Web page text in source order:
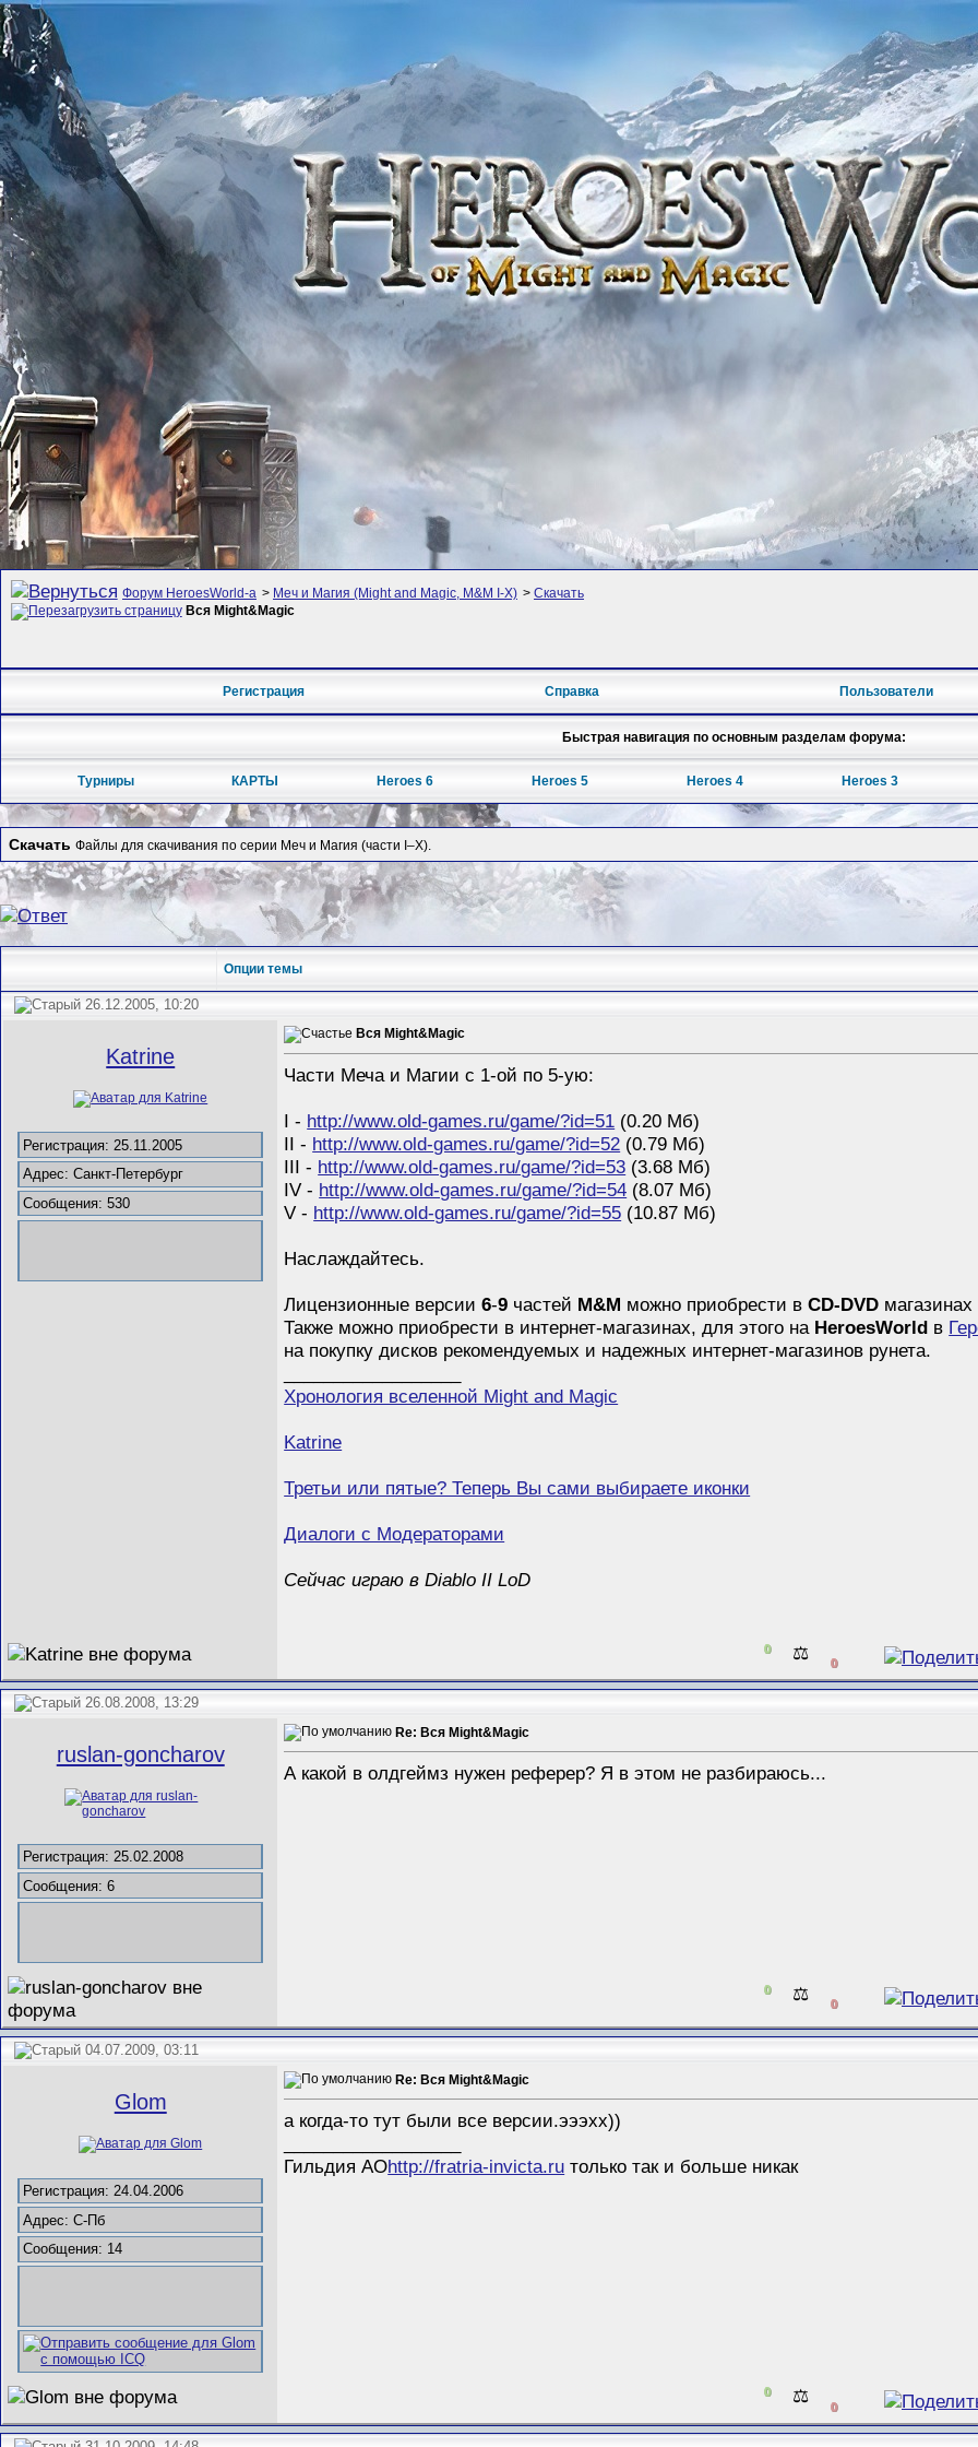
Форум HeroesWorld-а > Меч и Магия (Might and Magic, M&M I-X) > Скачать
Вся Might&Magic
Регистрация Справка Пользователи
Быстрая навигация по основным разделам форума:
Турниры КАРТЫ Heroes 6 Heroes 5 Heroes 4 Heroes 3
Скачать Файлы для скачивания по серии Меч и Магия (части I–X).
Опции темы
26.12.2005, 10:20
Katrine
Регистрация: 25.11.2005
Адрес: Санкт-Петербург
Сообщения: 530
Вся Might&Magic
Части Меча и Магии с 1-ой по 5-ую:
I - http://www.old-games.ru/game/?id=51 (0.20 Мб)
II - http://www.old-games.ru/game/?id=52 (0.79 Мб)
III - http://www.old-games.ru/game/?id=53 (3.68 Мб)
IV - http://www.old-games.ru/game/?id=54 (8.07 Мб)
V - http://www.old-games.ru/game/?id=55 (10.87 Мб)
Наслаждайтесь.
Лицензионные версии6-9 частей M&M можно приобрести вCD-DVD
Также можно приобрести в интернет-магазинах, для этого на HeroesWorld в
на покупку дисков рекомендуемых и надежных интернет-магазинов рунета.
Хронология вселенной Might and Magic
Katrine
Третьи или пятые? Теперь Вы сами выбираете иконки
Диалоги с Модераторами
Сейчас играю в Diablo II LoD
0 ⚖️ 0
26.08.2008, 13:29
ruslan-goncharov
Регистрация: 25.02.2008
Сообщения: 6
Re: Вся Might&Magic
А какой в олдгеймз нужен реферер? Я в этом не разбираюсь...
0 ⚖️ 0
04.07.2009, 03:11
Glom
Регистрация: 24.04.2006
Адрес: С-Пб
Сообщения: 14
Re: Вся Might&Magic
а когда-то тут были все версии.эээхх))
Гильдия АОhttp://fratria-invicta.ru только так и больше никак
0 ⚖️ 0